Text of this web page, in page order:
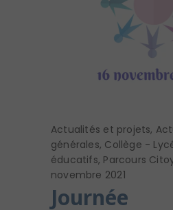
Actualités et projets,
générales, Collège -
éducatifs, Parcours
novembre 2021
Journée